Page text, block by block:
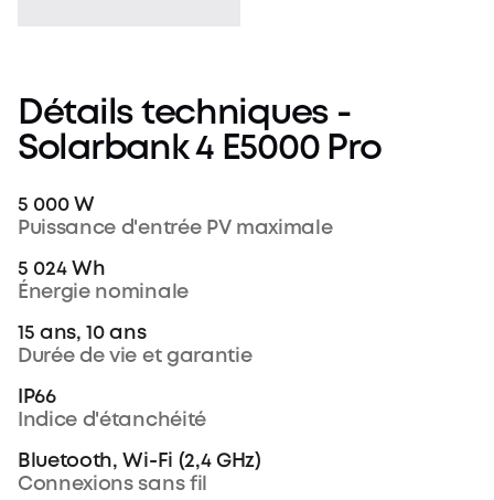
Détails techniques -
Solarbank 4 E5000 Pro
5 000 W
Puissance d'entrée PV maximale
5 024 Wh
Énergie nominale
15 ans, 10 ans
Durée de vie et garantie
IP66
Indice d'étanchéité
Bluetooth, Wi-Fi (2,4 GHz)
Connexions sans fil